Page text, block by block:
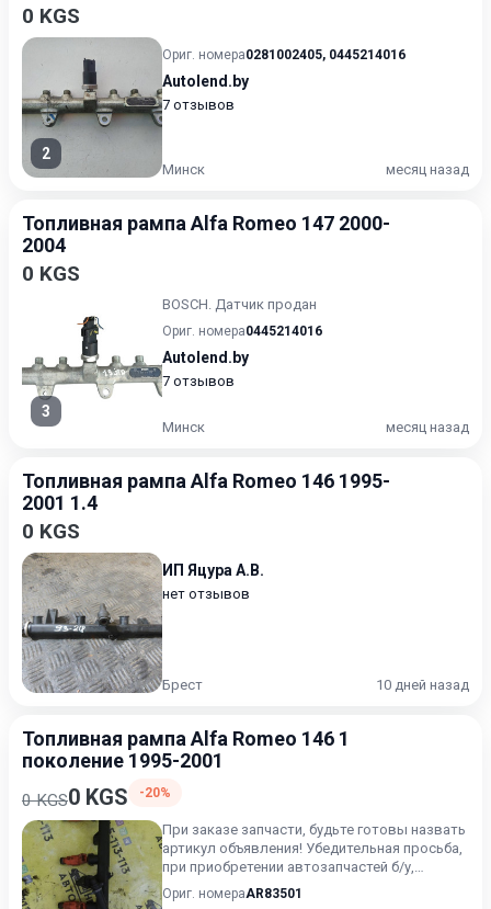
0 KGS
2
Ориг. номера0281002405, 0445214016
Autolend.by
7 отзывов
Минск месяц назад
Топливная рампа Alfa Romeo 147 2000-
2004
0 KGS
3
BOSCH. Датчик продан
Ориг. номера0445214016
Autolend.by
7 отзывов
Минск месяц назад
Топливная рампа Alfa Romeo 146 1995-
2001 1.4
0 KGS
ИП Яцура А.В.
нет отзывов
Брест 10 дней назад
Топливная рампа Alfa Romeo 146 1
поколение 1995-2001
0 KGS0 KGS -20%
При заказе запчасти, будьте готовы назвать
артикул объявления! Убедительная просьба,
при приобретении автозапчастей б/у,
внимательно подходи...
Ориг. номераAR83501